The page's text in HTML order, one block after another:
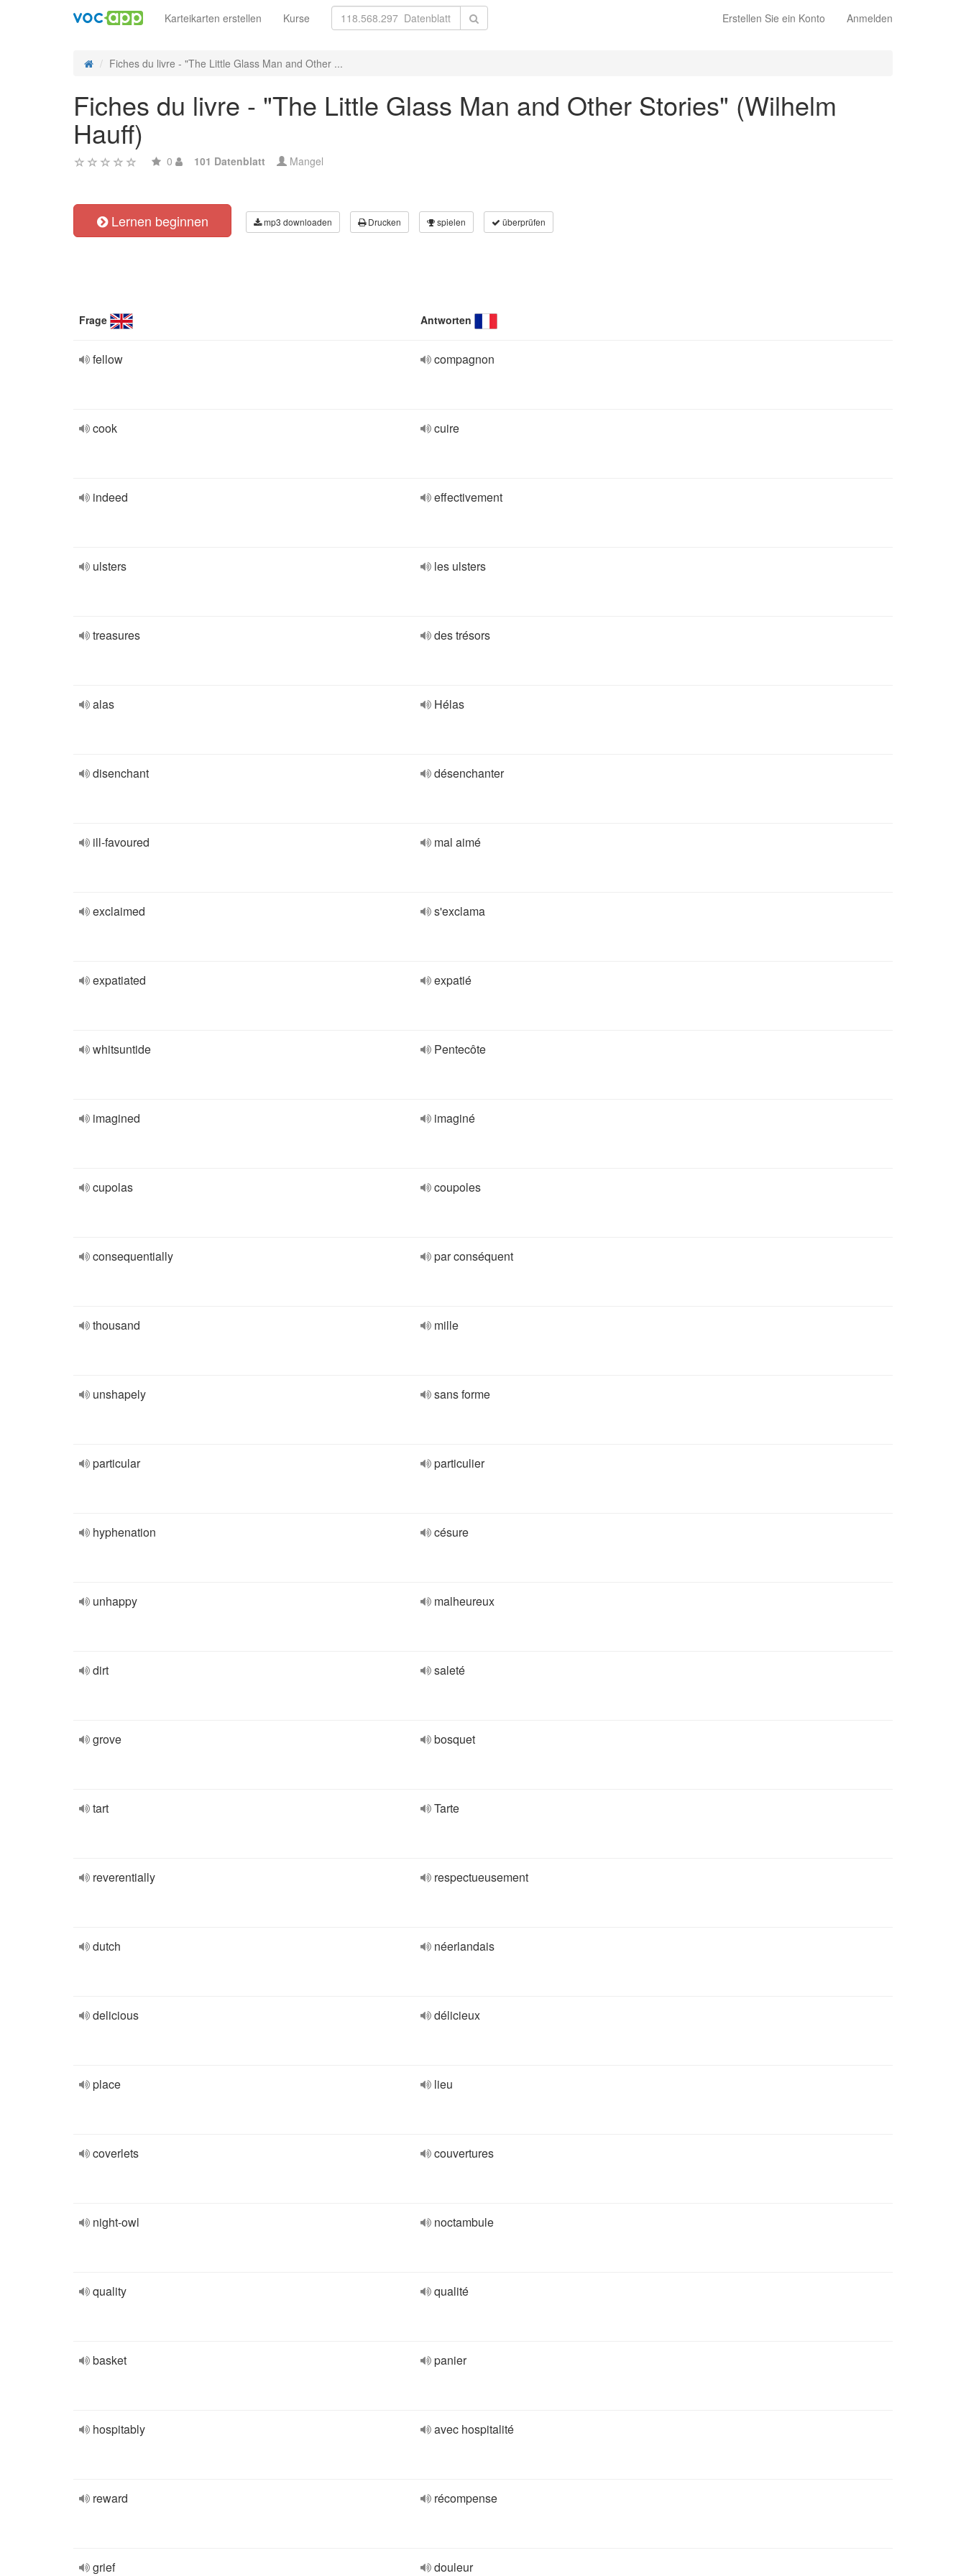
Erstellen Sie ein Konto Anmelden
Karteikarten erstellen Kurse
Fiches du livre - "The Little Glass Man and Other ...
Fiches du livre - "The Little Glass Man and Other Stories" (Wilhelm
Hauff)
0 101 Datenblatt Mangel
Lernen beginnen mp3 downloaden Drucken spielen überprüfen
Frage Antworten
fellow compagnon
cook cuire
indeed effectivement
ulsters les ulsters
treasures des trésors
alas Hélas
disenchant désenchanter
ill-favoured mal aimé
exclaimed s'exclama
expatiated expatié
whitsuntide Pentecôte
imagined imaginé
cupolas coupoles
consequentially par conséquent
thousand mille
unshapely sans forme
particular particulier
hyphenation césure
unhappy malheureux
dirt saleté
grove bosquet
tart Tarte
reverentially respectueusement
dutch néerlandais
delicious délicieux
place lieu
coverlets couvertures
night-owl noctambule
quality qualité
basket panier
hospitably avec hospitalité
reward récompense
grief douleur